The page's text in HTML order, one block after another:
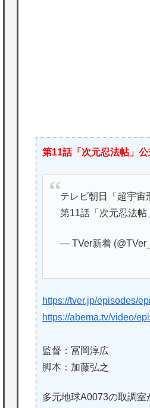
Powered by livedoor 相
第11話「次元忍法帖」
テレビ朝日「超宇宙
第11話「次元忍法帖
— TVer新着
https://tver.jp/episodes/
https://abema.tv/video/
監督：冨岡淳広
脚本：加藤弘之
多元地球Α0073の取調室